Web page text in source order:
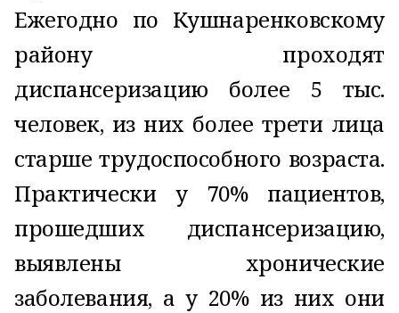
Ежегодно по Кушнаренковскому
району проходят
диспансеризацию более 5 тыс.
человек, из них более трети лица
старше трудоспособного возраста.
Практически у 70% пациентов,
прошедших диспансеризацию,
выявлены хронические
заболевания, а у 20% из них они